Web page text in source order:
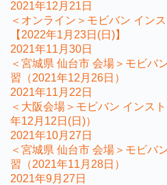
2021年12月21日
＜オンライン＞モビバン イン
【2022年1月23日(日)】
2021年11月30日
＜宮城県 仙台市 会場＞モビバ
習（2021年12月26日）
2021年11月22日
＜大阪会場＞モビバン インス
年12月12日(日)）
2021年10月27日
＜宮城県 仙台市 会場＞モビバ
習（2021年11月28日）
2021年9月27日